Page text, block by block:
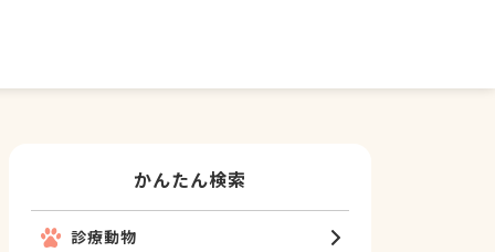
かんたん検索
診療動物